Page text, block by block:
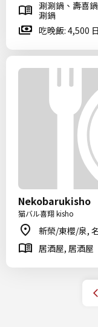
涮涮鍋、壽喜
涮鍋
吃晚飯: 4,500
Nekobarukisho
猫バル喜翔 kisho
新榮/東櫻/泉,
居酒屋, 居酒屋